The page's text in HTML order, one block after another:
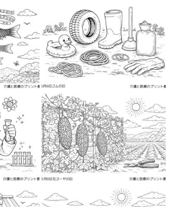
2026-04-28
2026-04-28